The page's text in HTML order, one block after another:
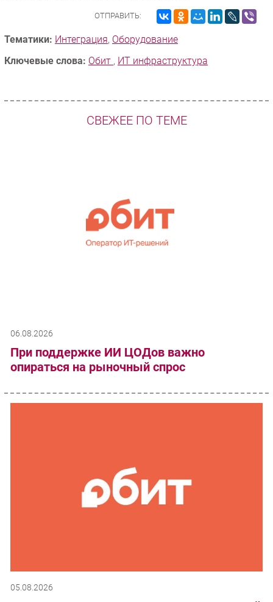
ОТПРАВИТЬ:
Тематики: Интеграция, Оборудование
Ключевые слова: Обит , ИТ инфраструктура
СВЕЖЕЕ ПО ТЕМЕ
06.08.2026
При поддержке ИИ ЦОДов важно
опираться на рыночный спрос
05.08.2026